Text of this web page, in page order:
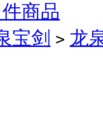
商品
宝剑 > 龙